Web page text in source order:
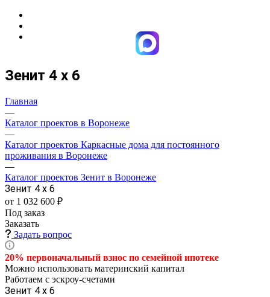
Зенит 4 х 6
Главная
—
Каталог проектов в Воронеже
—
Каталог проектов Каркасные дома для постоянного
проживания в Воронеже
—
Каталог проектов Зенит в Воронеже
Зенит 4 х 6
от 1 032 600 ₽
Под заказ
Заказать
Задать вопрос
20% первоначальный взнос по семейной ипотеке
Можно использовать материнский капитал
Работаем с эскроу-счетами
Зенит 4 х 6